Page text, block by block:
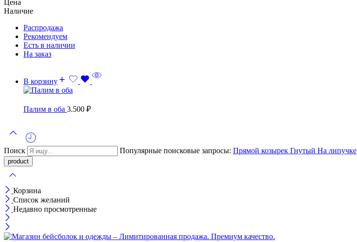
Цена
Наличие
Распродажа
Рекомендуем
Есть в наличии
На заказ
В корзину
Палим в оба 3.500 ₽
Поиск Популярные поисковые запросы: Прямой козырек Гнутый На липучке
Корзина
Список желаний
Недавно просмотренные